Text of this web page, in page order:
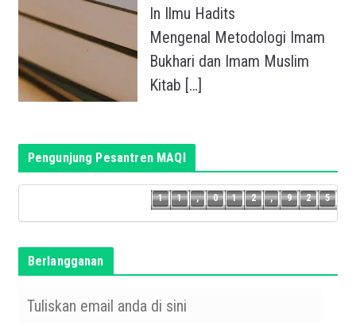
In Ilmu Hadits
Mengenal Metodologi Imam
Bukhari dan Imam Muslim
Kitab […]
Pengunjung Pesantren MAQI
1
1
1
1
,
,
0
0
1
1
2
2
,
,
9
9
2
2 5
Berlangganan